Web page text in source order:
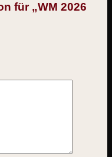
für „WM 2026